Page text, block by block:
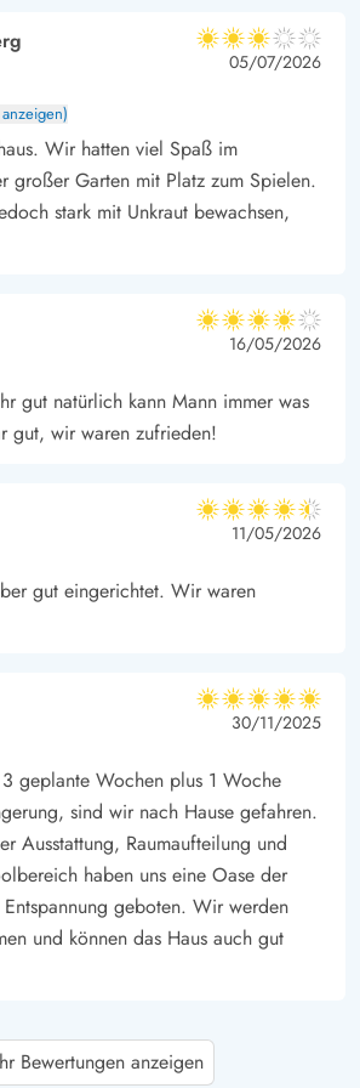
nächste Supermarkt liegt ca.5 km
ihr auch frische Brötchen und alles für
3 von 5
3 von 5
3 out of 5
05/07/2026
Wir hatten viel Spaß im
großer Garten mit Platz zum Spielen.
stark mit Unkraut bewachsen,
4 von 5
4 von 5
4 out of 5
16/05/2026
gut natürlich kann Mann immer was
gut, wir waren zufrieden!
4.5 von 5
4.5 von 5
4.5 out of 5
11/05/2026
gut eingerichtet. Wir waren
5 von 5
5 von 5
5 out of 5
30/11/2025
geplante Wochen plus 1 Woche
sind wir nach Hause gefahren.
Ausstattung, Raumaufteilung und
haben uns eine Oase der
geboten. Wir werden
und können das Haus auch gut
4.5 von 5
4.5 out of 5
Bewertungen anzeigen